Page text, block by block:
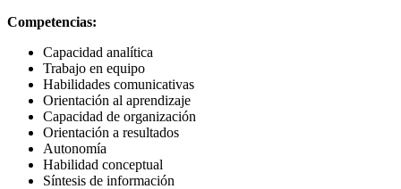
Competencias:
Capacidad analítica
Trabajo en equipo
Habilidades comunicativas
Orientación al aprendizaje
Capacidad de organización
Orientación a resultados
Autonomía
Habilidad conceptual
Síntesis de información